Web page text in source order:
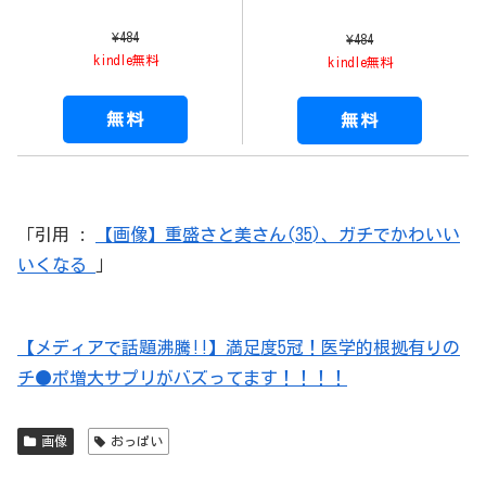
¥484
kindle無料
無料
¥484
kindle無料
無料
引用 :
【画像】重盛さと美さん(35)、ガチでかわいい
いくなる
【メディアで話題沸騰!!】満足度5冠！医学的根拠有りの
チ●ポ増大サプリがバズってます！！！！
画像 おっぱい